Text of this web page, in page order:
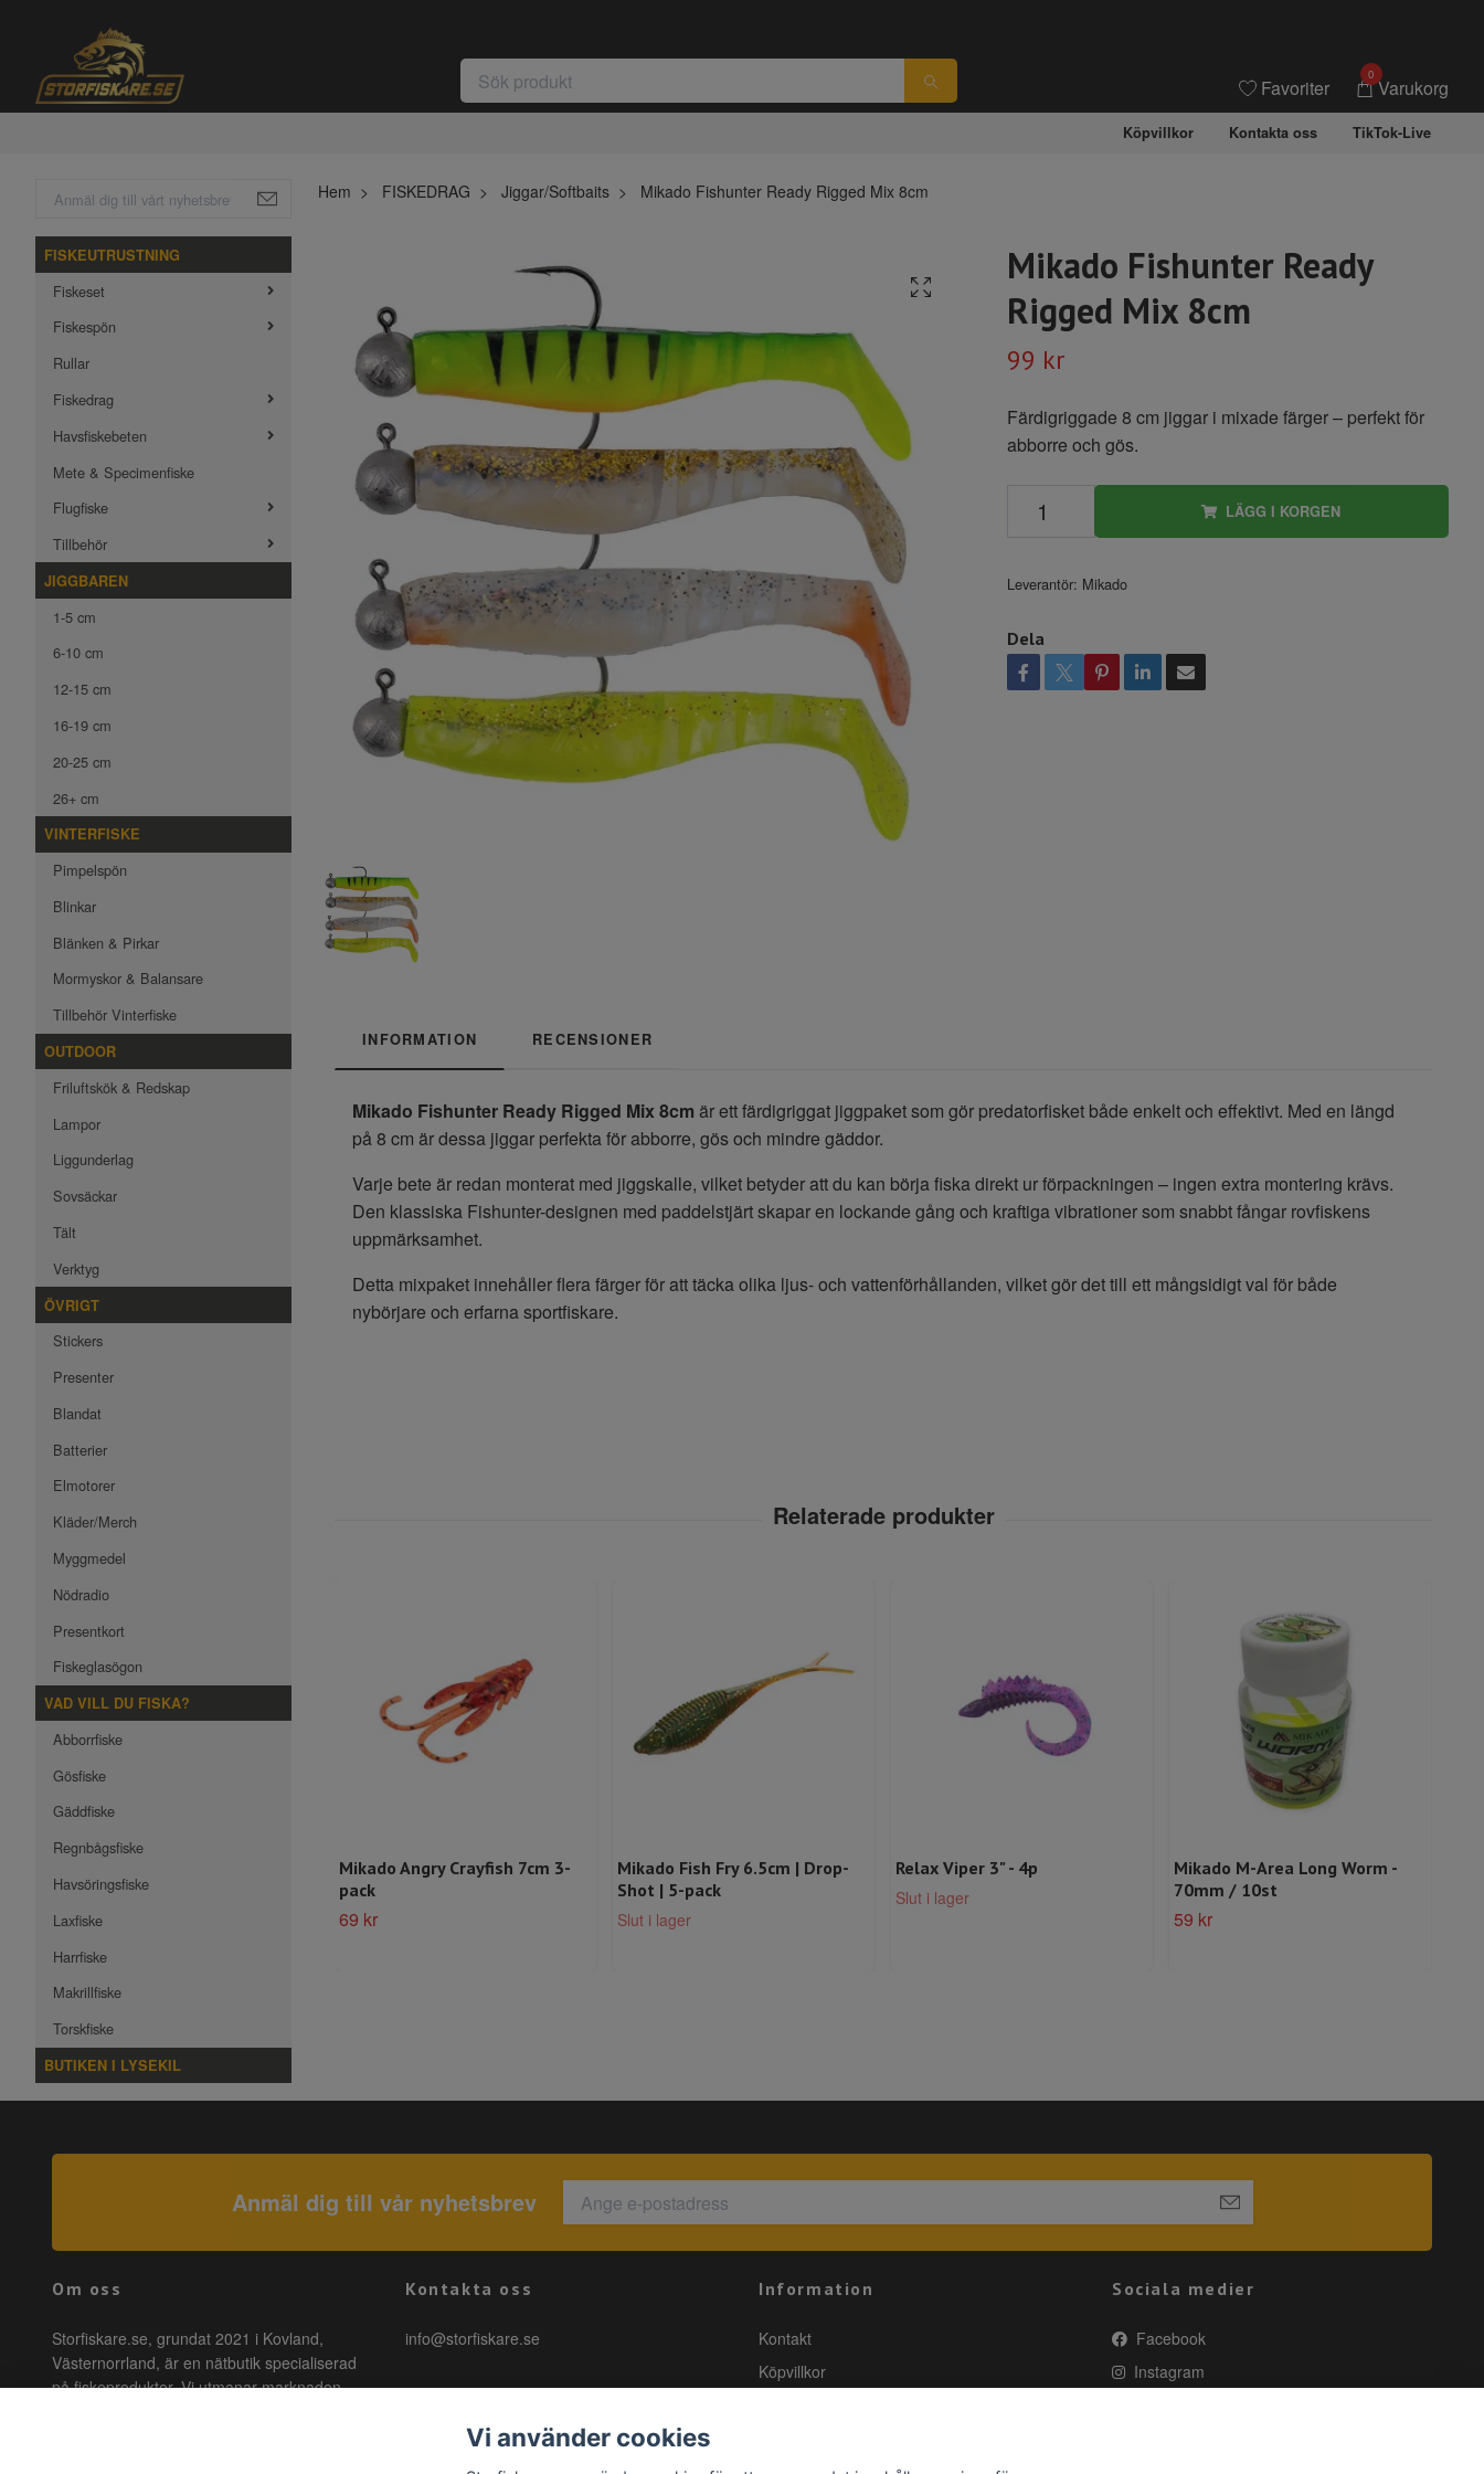
Favoriter
0
Varukorg
Köpvillkor Kontakta oss TikTok-Live
FISKEUTRUSTNING
Fiskeset
Fiskespön
Rullar
Fiskedrag
Havsfiskebeten
Mete & Specimenfiske
Flugfiske
Tillbehör
JIGGBAREN
1-5 cm
6-10 cm
12-15 cm
16-19 cm
20-25 cm
26+ cm
VINTERFISKE
Pimpelspön
Blinkar
Blänken & Pirkar
Mormyskor & Balansare
Tillbehör Vinterfiske
OUTDOOR
Friluftskök & Redskap
Lampor
Liggunderlag
Sovsäckar
Tält
Verktyg
ÖVRIGT
Stickers
Presenter
Blandat
Batterier
Elmotorer
Kläder/Merch
Myggmedel
Nödradio
Presentkort
Fiskeglasögon
VAD VILL DU FISKA?
Abborrfiske
Gösfiske
Gäddfiske
Regnbågsfiske
Havsöringsfiske
Laxfiske
Harrfiske
Makrillfiske
Torskfiske
BUTIKEN I LYSEKIL
Hem FISKEDRAG Jiggar/Softbaits Mikado Fishunter Ready Rigged Mix 8cm
Mikado Fishunter Ready
Rigged Mix 8cm
99 kr
Färdigriggade 8 cm jiggar i mixade färger – perfekt för
abborre och gös.
LÄGG I KORGEN
Leverantör: Mikado
Dela
INFORMATION RECENSIONER
Mikado Fishunter Ready Rigged Mix 8cm är ett färdigriggat jiggpaket som gör predatorfisket både enkelt och effektivt. Med en längd
på 8 cm är dessa jiggar perfekta för abborre, gös och mindre gäddor.
Varje bete är redan monterat med jiggskalle, vilket betyder att du kan börja fiska direkt ur förpackningen – ingen extra montering krävs.
Den klassiska Fishunter-designen med paddelstjärt skapar en lockande gång och kraftiga vibrationer som snabbt fångar rovfiskens
uppmärksamhet.
Detta mixpaket innehåller flera färger för att täcka olika ljus- och vattenförhållanden, vilket gör det till ett mångsidigt val för både
nybörjare och erfarna sportfiskare.
Mikado Angry Crayfish 7cm 3-
pack
69 kr
Mikado Fish Fry 6.5cm | Drop-
Shot | 5-pack
Slut i lager
Relax Viper 3" - 4p
Slut i lager
Mikado M-Area Long Worm -
70mm / 10st
59 kr
Anmäl dig till vår nyhetsbrev
Om oss
Storfiskare.se, grundat 2021 i Kovland,
Västernorrland, är en nätbutik specialiserad
på fiskeprodukter. Vi utmanar marknaden
Kontakta oss
info@storfiskare.se
Information
Kontakt
Köpvillkor
Sociala medier
Facebook
Instagram
Vi använder cookies